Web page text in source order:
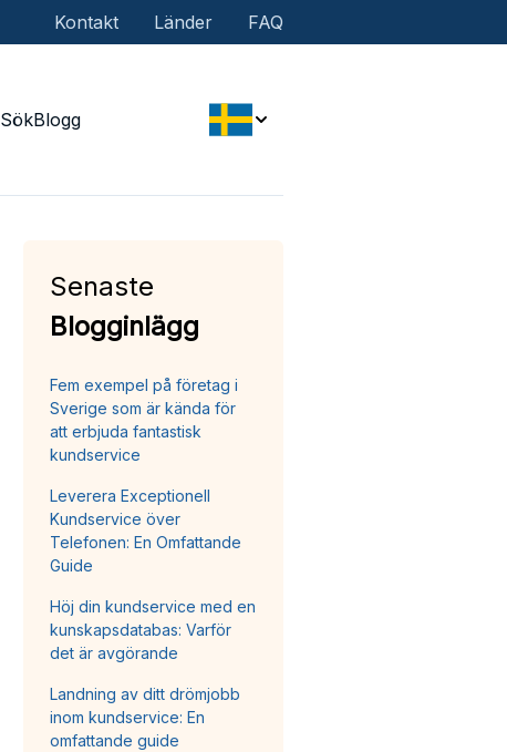
Kontakt Länder FAQ
SökBlogg
Senaste
Blogginlägg
Fem exempel på företag i
Sverige som är kända för
att erbjuda fantastisk
kundservice
Leverera Exceptionell
Kundservice över
Telefonen: En Omfattande
Guide
Höj din kundservice med en
kunskapsdatabas: Varför
det är avgörande
Landning av ditt drömjobb
inom kundservice: En
omfattande guide